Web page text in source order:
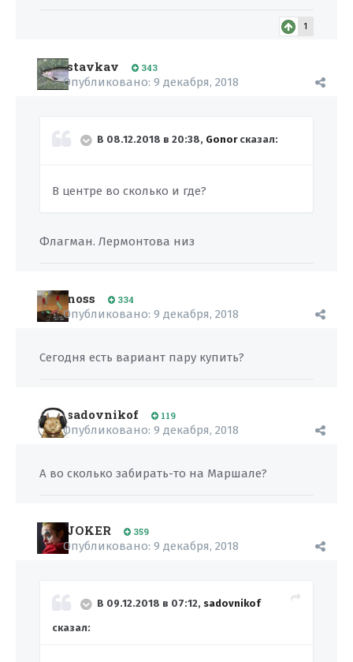
1
stavkav 343
Опубликовано: 9 декабря, 2018
В 08.12.2018 в 20:38, Gonorсказал:
В центре во сколько и где?
Флагман. Лермонтова низ
noss 334
Опубликовано: 9 декабря, 2018
Сегодня есть вариант пару купить?
sadovnikof 119
Опубликовано: 9 декабря, 2018
А во сколько забирать-то на Маршале?
JOKER 359
Опубликовано: 9 декабря, 2018
В 09.12.2018 в 07:12, sadovnikof
сказал: